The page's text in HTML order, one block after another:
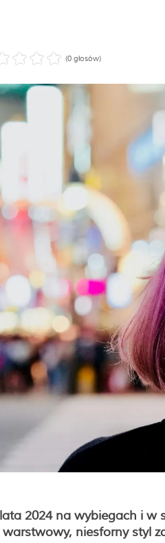
(0 głosów)
2024 na wybiegach i
niesforny styl